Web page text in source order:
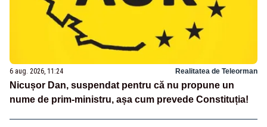
6 aug. 2026, 11:24 Realitatea de Teleorman
Nicușor Dan, suspendat pentru că nu propune un
nume de prim-ministru, așa cum prevede Constituția!